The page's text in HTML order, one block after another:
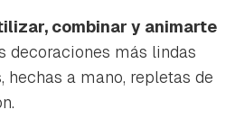
combinar y animarte
decoraciones más lindas
hechas a mano, repletas de